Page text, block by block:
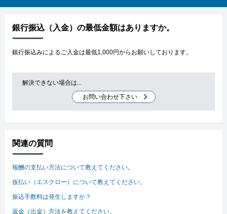
銀行振込（入金）の最低金額はありますか。
銀行振込みによるご入金は最低1,000円からお願いしております。
解決できない場合は...
お問い合わせ下さい
関連の質問
報酬の支払い方法について教えてください。
仮払い（エスクロー）について教えてください。
振込手数料は発生しますか？
返金（出金）方法を教えてください。